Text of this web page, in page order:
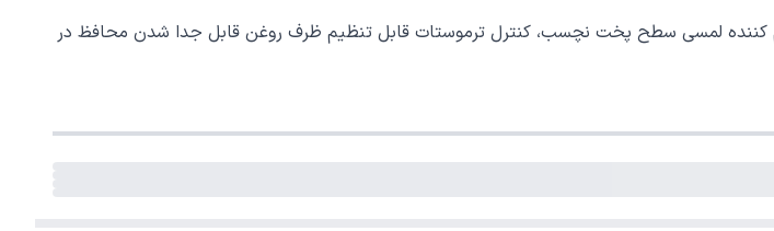
شیمیایی صفحه نمایش لمسی با 10 برنامه پخت و تنظیم کننده لمسی سطح پخت نچسب، کنترل ترموستات قابل تنظیم ظرف روغن قابل جدا شدن محافظ در